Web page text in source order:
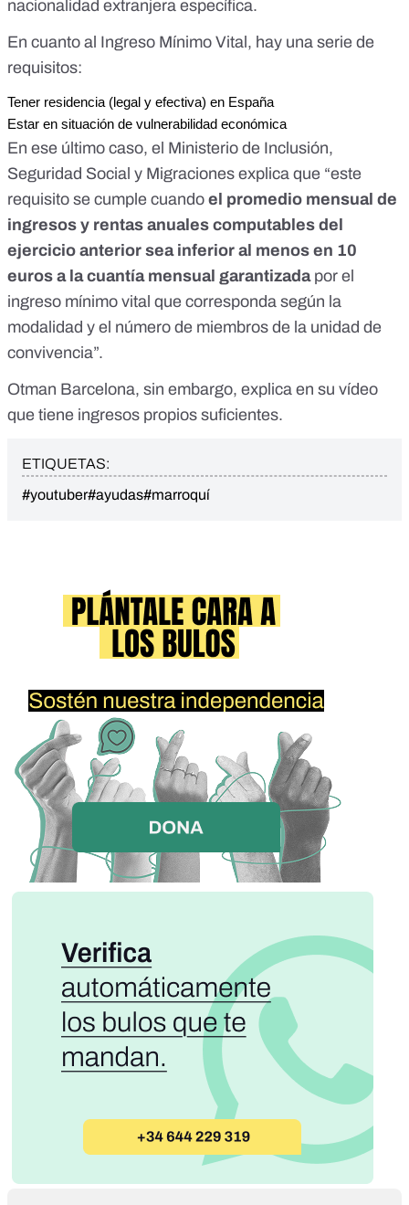
nacionalidad extranjera específica.
En cuanto al Ingreso Mínimo Vital, hay una serie de
requisitos:
Tener residencia (legal y efectiva) en España
Estar en situación de vulnerabilidad económica
En ese último caso, el Ministerio de Inclusión,
Seguridad Social y Migraciones explica que “este
requisito se cumple cuando el promedio mensual de
ingresos y rentas anuales computables del
ejercicio anterior sea inferior al menos en 10
euros a la cuantía mensual garantizada por el
ingreso mínimo vital que corresponda según la
modalidad y el número de miembros de la unidad de
convivencia”.
Otman Barcelona, sin embargo, explica en su vídeo
que tiene ingresos propios suficientes.
ETIQUETAS:
#youtuber#ayudas#marroquí